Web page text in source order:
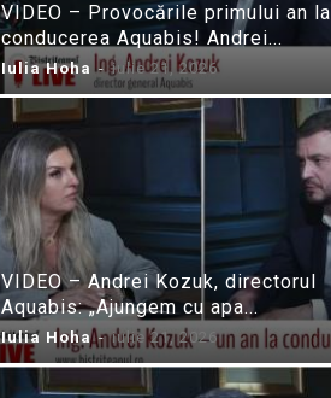
VIDEO – Provocările primului an la
conducerea Aquabis! Andrei...
Iulia Hoha - iulie 21, 2026
VIDEO – Andrei Kozuk, directorul
Aquabis: „Ajungem cu apa...
Iulia Hoha - iulie 21, 2026